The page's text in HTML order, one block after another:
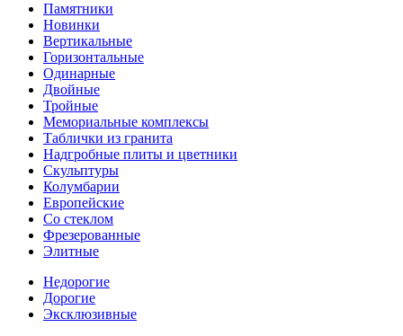
Памятники
Новинки
Вертикальные
Горизонтальные
Одинарные
Двойные
Тройные
Мемориальные комплексы
Таблички из гранита
Надгробные плиты и цветники
Скульптуры
Колумбарии
Европейские
Со стеклом
Фрезерованные
Элитные
Недорогие
Дорогие
Эксклюзивные